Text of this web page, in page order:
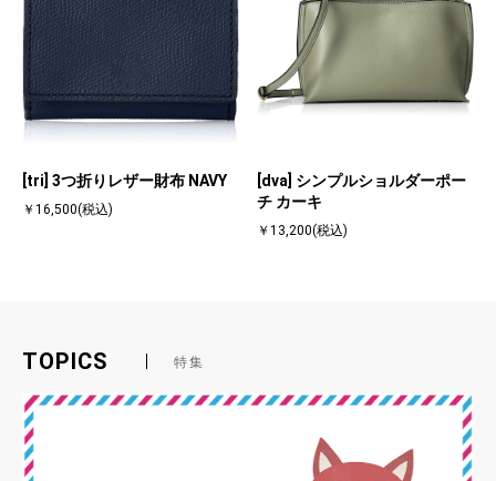
[tri] 3つ折りレザー財布 NAVY
￥16,500(税込)
[dva] シンプルショルダーポー
チ カーキ
￥13,200(税込)
TOPICS 特集